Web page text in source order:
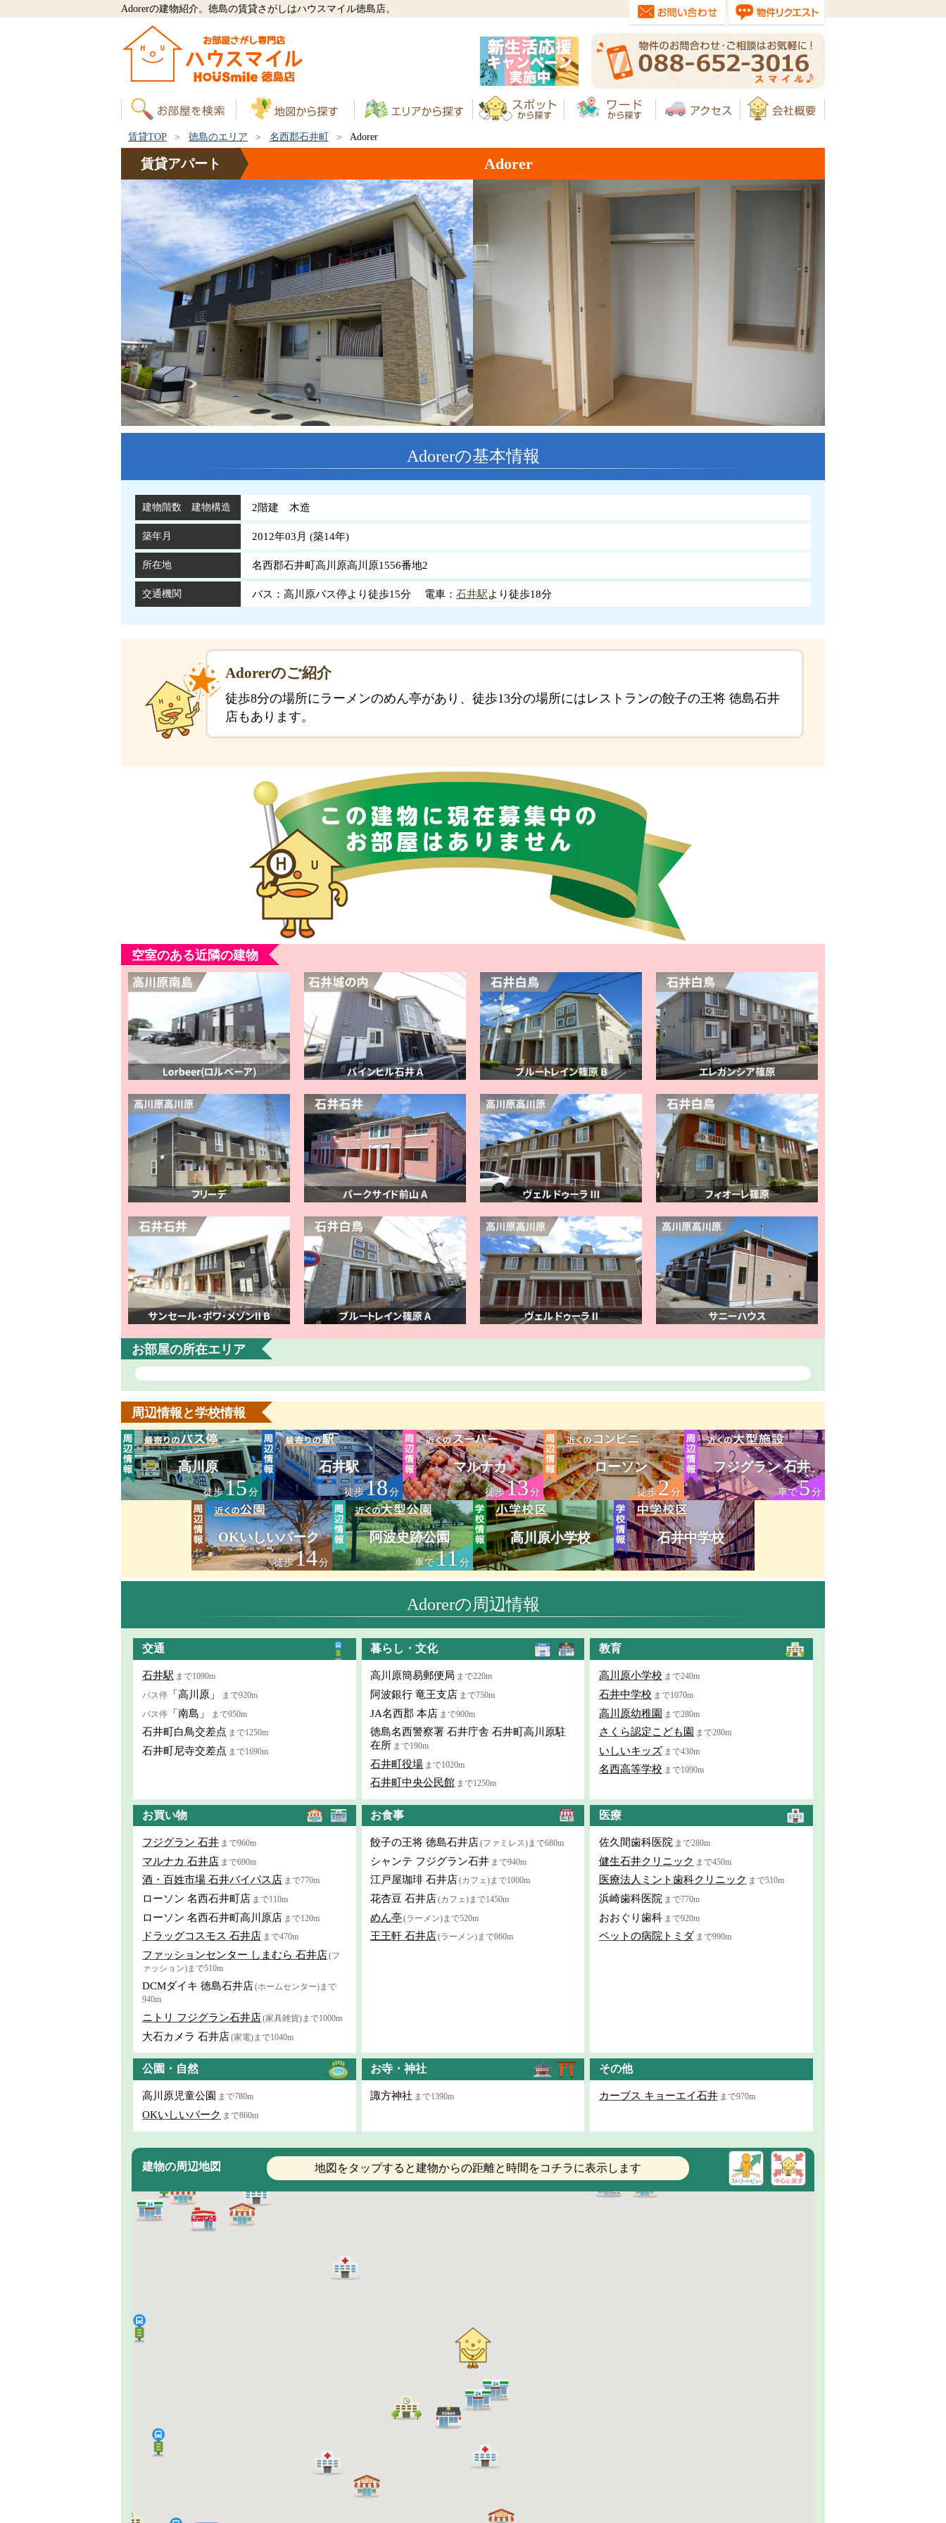
Adorerの建物紹介。徳島の賃貸さがしはハウスマイル徳島店。
賃貸TOP 徳島のエリア 名西郡石井町 Adorer
賃貸アパート Adorer
Adorerの基本情報
建物階数 建物構造 2階建 木造
築年月 2012年03月 (築14年)
所在地 名西郡石井町高川原高川原1556番地2
交通機関 バス：高川原バス停より徒歩15分 電車： 石井駅より徒歩18分
Adorerのご紹介
徒歩8分の場所にラーメンのめん亭があり、徒歩13分の場所にはレストランの餃子の王将 徳島石井
店もあります。
空室のある近隣の建物
お部屋の所在エリア
周辺情報と学校情報
高川原
徒歩15分
石井駅
徒歩18分
マルナカ
徒歩13分
ローソン
徒歩2分
フジグラン 石井
車で5分
OKいしいパーク
徒歩14分
阿波史跡公園
車で11分
高川原小学校 石井中学校
Adorerの周辺情報
交通
石井駅 まで1090m
バス停 「高川原」
まで920m
バス停 「南島」 まで950m
石井町白鳥交差点 まで1250m
石井町尼寺交差点 まで1690m
暮らし・文化
高川原簡易郵便局 まで220m
阿波銀行 竜王支店 まで750m
JA名西郡 本店 まで900m
徳島名西警察署 石井庁舎 石井町高川原駐
在所 まで190m
石井町役場 まで1020m
石井町中央公民館 まで1250m
教育
高川原小学校 まで240m
石井中学校 まで1070m
高川原幼稚園 まで280m
さくら認定こども園 まで280m
いしいキッズ まで430m
名西高等学校 まで1090m
お買い物
フジグラン 石井 まで960m
マルナカ 石井店 まで690m
酒・百姓市場 石井バイパス店 まで770m
ローソン 名西石井町店 まで110m
ローソン 名西石井町高川原店 まで120m
ドラッグコスモス 石井店 まで470m
ファッションセンター しまむら 石井店(フ
ァッション)まで510m
DCMダイキ 徳島石井店(ホームセンター)まで
940m
ニトリ フジグラン石井店(家具雑貨)まで1000m
大石カメラ 石井店(家電)まで1040m
お食事
餃子の王将 徳島石井店(ファミレス)まで680m
シャンテ フジグラン石井 まで940m
江戸屋珈琲 石井店(カフェ)まで1000m
花杏豆 石井店(カフェ)まで1450m
めん亭(ラーメン)まで520m
王王軒 石井店(ラーメン)まで860m
医療
佐久間歯科医院 まで280m
健生石井クリニック まで450m
医療法人ミント歯科クリニック まで510m
浜崎歯科医院 まで770m
おおぐり歯科 まで920m
ペットの病院トミダ まで990m
公園・自然
高川原児童公園 まで780m
OKいしいパーク まで860m
お寺・神社
諏方神社 まで1390m
その他
カーブス キョーエイ石井 まで970m
建物の周辺地図 地図をタップすると建物からの距離と時間をコチラに表示します